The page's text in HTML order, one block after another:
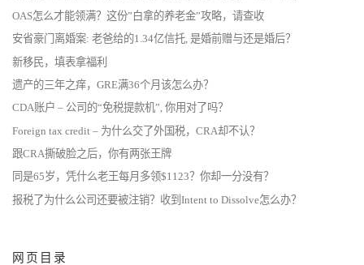
OAS怎么才能领满？这份”白拿的养老金”攻略，请查收
安省豪门离婚案: 老爸给的1.34亿信托, 是婚前赠与还是婚后？
新移民，填表拿福利
遗产的三年之痒，GRE满36个月该怎么办？
CDA账户 – 公司的“免税提款机”, 你用对了吗？
Foreign tax credit – 为什么交了外国税，CRA却不认？
跟CRA撕破脸之后，你有两张王牌
同是65岁，凭什么老王每月多领$1123？你却一分没有？
报税了为什么公司还要被注销？收到Intent to Dissolve怎么办？
网页目录